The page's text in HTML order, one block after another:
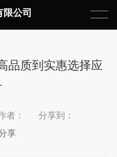
公司
品质到实惠选择应
者：
分享到：
享